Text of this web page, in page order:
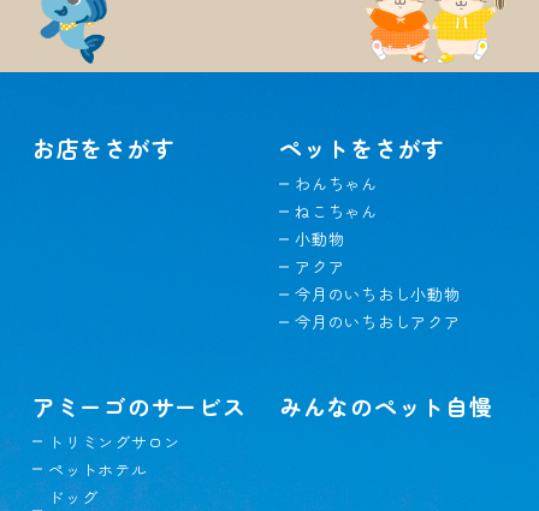
お店をさがす ペットをさがす
わんちゃん
ねこちゃん
小動物
アクア
今月のいちおし小動物
今月のいちおしアクア
アミーゴのサービス
トリミングサロン
ペットホテル
ドッグ
みんなのペット自慢